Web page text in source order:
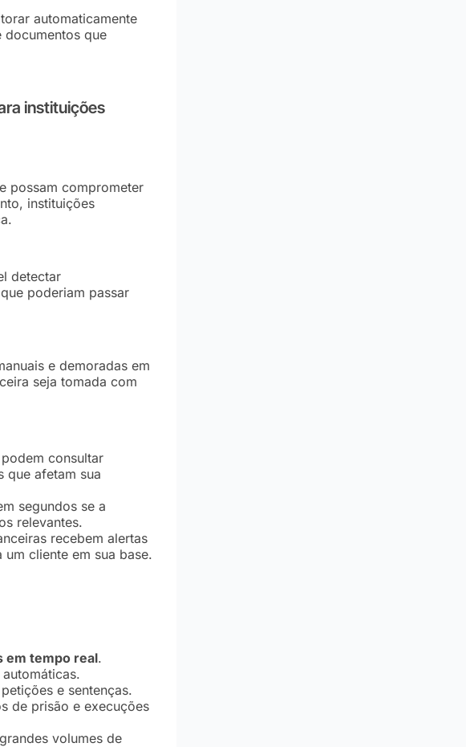
automaticamente
documentos que
instituições
possam comprometer
instituições
detectar
poderiam passar
e demoradas em
seja tomada com
consultar
que afetam sua
segundos se a
relevantes.
recebem alertas
cliente em sua base.
em tempo real.
e sentenças.
de prisão e execuções
volumes de